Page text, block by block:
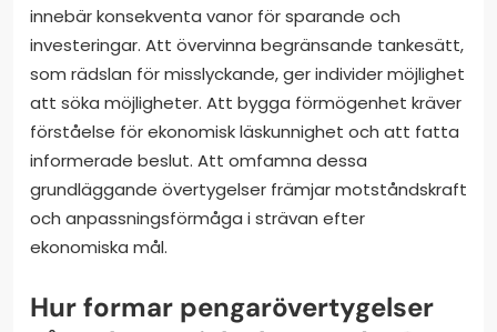
innebär konsekventa vanor för sparande och
investeringar. Att övervinna begränsande tankesätt,
som rädslan för misslyckande, ger individer möjlighet
att söka möjligheter. Att bygga förmögenhet kräver
förståelse för ekonomisk läskunnighet och att fatta
informerade beslut. Att omfamna dessa
grundläggande övertygelser främjar motståndskraft
och anpassningsförmåga i strävan efter
ekonomiska mål.
Hur formar pengarövertygelser